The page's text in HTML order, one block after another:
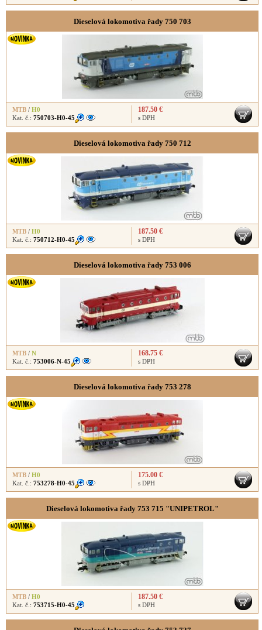
Dieselová lokomotiva řady 750 703
MTB / H0
Kat. č.: 750703-H0-45
187.50 €
s DPH
Dieselová lokomotiva řady 750 712
MTB / H0
Kat. č.: 750712-H0-45
187.50 €
s DPH
Dieselová lokomotiva řady 753 006
MTB / N
Kat. č.: 753006-N-45
168.75 €
s DPH
Dieselová lokomotiva řady 753 278
MTB / H0
Kat. č.: 753278-H0-45
175.00 €
s DPH
Dieselová lokomotiva řady 753 715 "UNIPETROL"
MTB / H0
Kat. č.: 753715-H0-45
187.50 €
s DPH